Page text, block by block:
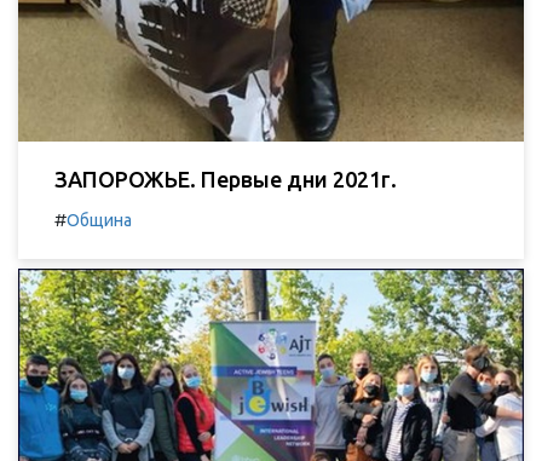
ЗАПОРОЖЬЕ. Первые дни 2021г.
#Община